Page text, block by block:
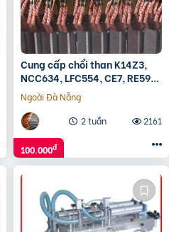
Cung cấp chổi than K14Z3,
NCC634, LFC554, CE7, RE59…
Ngoài Đà Nẵng
2 tuần
2161
100.000đ